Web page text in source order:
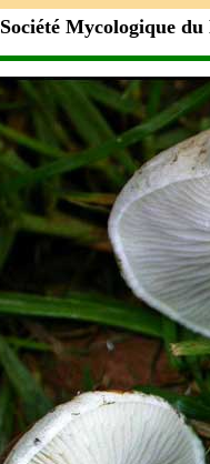
Société Mycologique